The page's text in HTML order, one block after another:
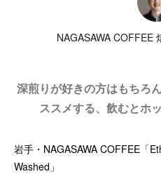
NAGASAWA COFFEE
深煎りが好きの方はもちろ
ススメする、飲むとホ
岩手・NAGASAWA COFFEE「
Washed」